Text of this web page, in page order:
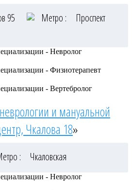
95 Метро :
Проспект
- Невролог
- Физиотерапевт
- Вертебролог
и мануальной
Чкалова 18»
: Чкаловская
- Невролог